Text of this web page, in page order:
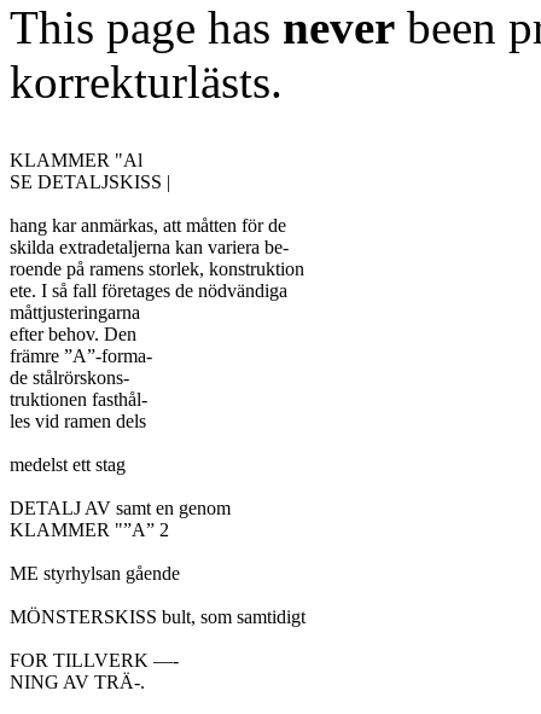
This page has never been
korrekturlästs.
KLAMMER "Al
SE DETALJSKISS |
hang kar anmärkas, att måtten för de
skilda extradetaljerna kan variera be-
roende på ramens storlek, konstruktion
ete. I så fall företages de nödvändiga
måttjusteringarna
efter behov. Den
främre ”A”-forma-
de stålrörskons-
truktionen fasthål-
les vid ramen dels
medelst ett stag
DETALJ AV samt en genom
KLAMMER "”A” 2
ME styrhylsan gående
MÖNSTERSKISS bult, som samtidigt
FOR TILLVERK —-
NING AV TRÄ-.